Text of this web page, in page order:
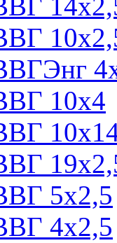
10х4
5х2,5
4х2,5